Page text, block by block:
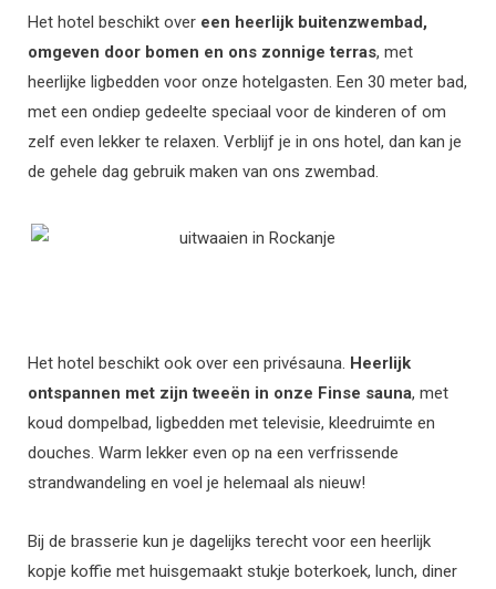
Het hotel beschikt over een heerlijk buitenzwembad,
omgeven door bomen en ons zonnige terras, met
heerlijke ligbedden voor onze hotelgasten. Een 30 meter bad,
met een ondiep gedeelte speciaal voor de kinderen of om
zelf even lekker te relaxen. Verblijf je in ons hotel, dan kan je
de gehele dag gebruik maken van ons zwembad.
Het hotel beschikt ook over een privésauna. Heerlijk
ontspannen met zijn tweeën in onze Finse sauna, met
koud dompelbad, ligbedden met televisie, kleedruimte en
douches. Warm lekker even op na een verfrissende
strandwandeling en voel je helemaal als nieuw!
Bij de brasserie kun je dagelijks terecht voor een heerlijk
kopje koffie met huisgemaakt stukje boterkoek, lunch, diner